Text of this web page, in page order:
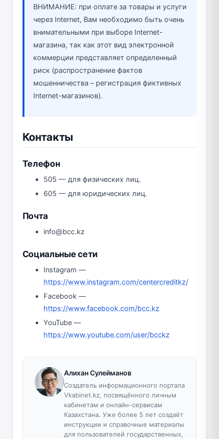
ВНИМАНИЕ: при оплате за товары и услуги
через Internet, Вам необходимо быть очень
внимательными при выборе Internet-
магазина, так как этот вид электронной
коммерции представляет определенный
риск (распространение фактов
мошенничества – регистрация фиктивных
Internet-магазинов).
Контакты
Телефон
505 — для физических лиц.
605 — для юридических лиц.
Почта
info@bcc.kz
Социальные сети
Instagram —
https://www.instagram.com/centercreditkz/
Facebook —
https://www.facebook.com/bcc.kz
YouTube —
https://www.youtube.com/user/bcckz
Алихан Сулейманов
Создатель информационного портала
Vkabinet.kz, посвящённого личным
кабинетам и онлайн-сервисам
Казахстана. Уже более 5 лет создаёт
инструкции и справочные материалы
для пользователей государственных,